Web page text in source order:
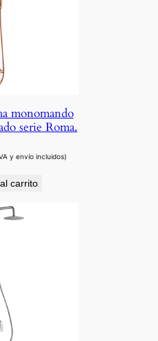
monomando
serie Roma.
y envío incluidos)
carrito